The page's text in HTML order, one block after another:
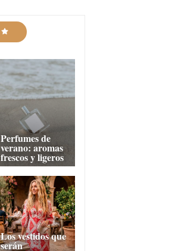
Perfumes de
verano: aromas
frescos y ligeros
Los vestidos que
serán